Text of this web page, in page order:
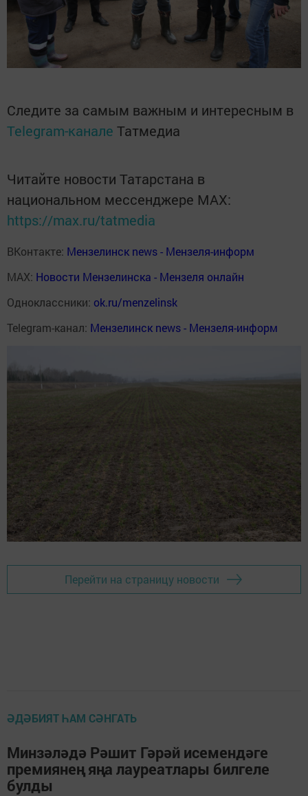
Следите за самым важным и интересным в
Telegram-канале Татмедиа
Читайте новости Татарстана в
национальном мессенджере MАХ:
https://max.ru/tatmedia
ВКонтакте: Мензелинск news - Мензеля-информ
MAX: Новости Мензелинска - Мензеля онлайн
Одноклассники: ok.ru/menzelinsk
Telegram-канал: Мензелинск news - Мензеля-информ
Перейти на страницу новости
ӘДӘБИЯТ ҺАМ СӘНГАТЬ
Минзәләдә Рәшит Гәрәй исемендәге
премиянең яңа лауреатлары билгеле
булды